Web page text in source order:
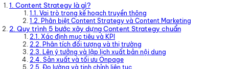
1. Content Strategy là gì?
1.1. Vai trò trong kế hoạch truyền thông
1.2. Phân biệt Content Strategy và Content Marketing
2. Quy trình 5 bước xây dựng Content Strategy chuẩn
2.1. Xác định mục tiêu và KPI
2.2. Phân tích đối tượng và thị trường
2.3. Lên ý tưởng và lập lịch xuất bản nội dung
2.4. Sản xuất và tối ưu Onpage
2.5. Đo lường và tinh chỉnh liên tục